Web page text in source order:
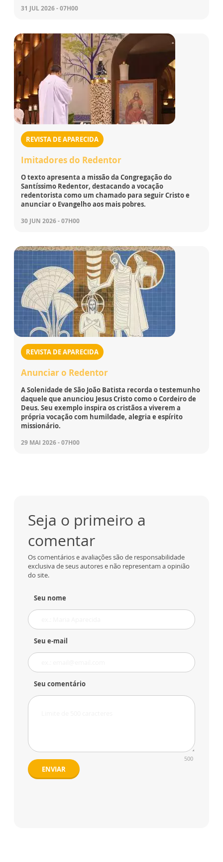
31 JUL 2026 - 07H00
REVISTA DE APARECIDA
Imitadores do Redentor
O texto apresenta a missão da Congregação do
Santíssimo Redentor, destacando a vocação
redentorista como um chamado para seguir Cristo e
anunciar o Evangelho aos mais pobres.
30 JUN 2026 - 07H00
REVISTA DE APARECIDA
Anunciar o Redentor
A Solenidade de São João Batista recorda o testemunho
daquele que anunciou Jesus Cristo como o Cordeiro de
Deus. Seu exemplo inspira os cristãos a viverem a
própria vocação com humildade, alegria e espírito
missionário.
29 MAI 2026 - 07H00
Seja o primeiro a
comentar
Os comentários e avaliações são de responsabilidade
exclusiva de seus autores e não representam a opinião
do site.
Seu nome
Seu e-mail
Seu comentário
500
ENVIAR